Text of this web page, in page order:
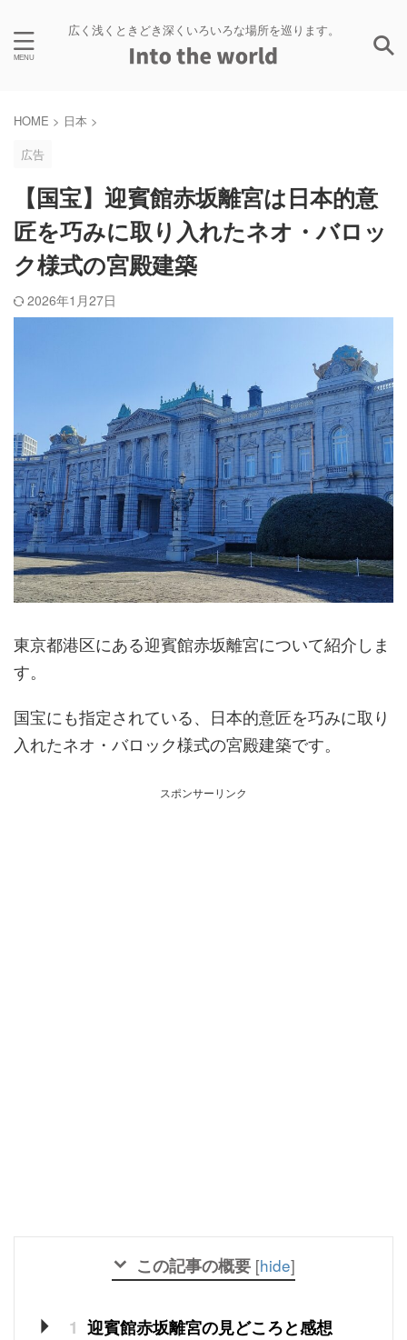
広く浅くときどき深くいろいろな場所を巡ります。
HOME > 日本 >
広告
【国宝】迎賓館赤坂離宮は日本的意
匠を巧みに取り入れたネオ・バロッ
ク様式の宮殿建築
2026年1月27日
東京都港区にある迎賓館赤坂離宮について紹介しま
す。
国宝にも指定されている、日本的意匠を巧みに取り
入れたネオ・バロック様式の宮殿建築です。
スポンサーリンク
この記事の概要 [hide]
1 迎賓館赤坂離宮の見どころと感想